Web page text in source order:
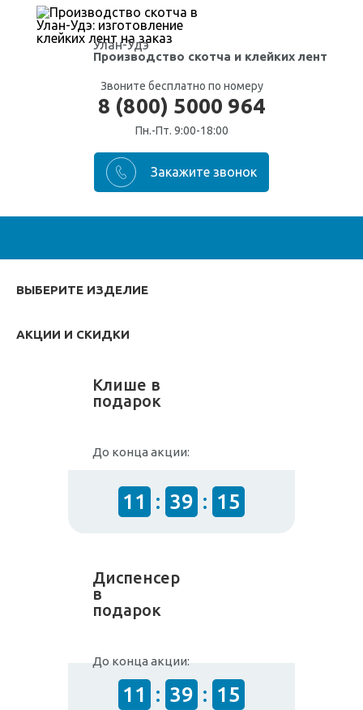
Улан-Удэ
Производство скотча и клейких лент
Звоните бесплатно по номеру
8 (800) 5000 964
Пн.-Пт. 9:00-18:00
ВЫБЕРИТЕ ИЗДЕЛИЕ
АКЦИИ И СКИДКИ
Клише в
подарок
До конца акции:
11 : 39 : 15
Диспенсер
в
подарок
До конца акции:
11 : 39 : 15